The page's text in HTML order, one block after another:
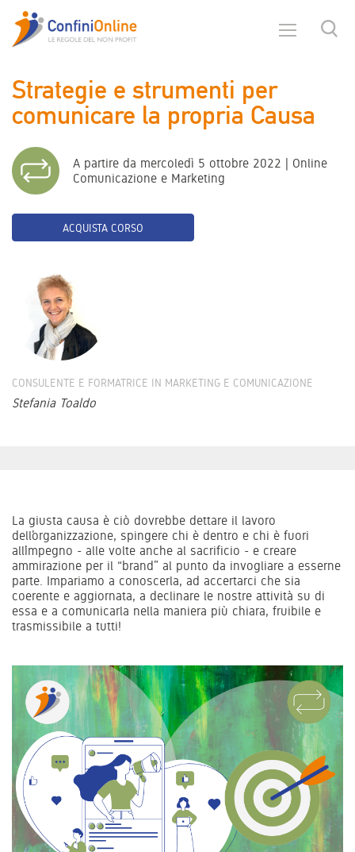
Strategie e strumenti per
comunicare la propria Causa
A partire da mercoledì 5 ottobre 2022 | Online
Comunicazione e Marketing
ACQUISTA CORSO
CONSULENTE E FORMATRICE IN MARKETING E COMUNICAZIONE
Stefania Toaldo
La giusta causa è ciò dovrebbe dettare il lavoro
dell’organizzazione, spingere chi è dentro e chi è fuori
all’impegno - alle volte anche al sacrificio - e creare
ammirazione per il “brand” al punto da invogliare a esserne
parte. Impariamo a conoscerla, ad accertarci che sia
coerente e aggiornata, a declinare le nostre attività su di
essa e a comunicarla nella maniera più chiara, fruibile e
trasmissibile a tutti!